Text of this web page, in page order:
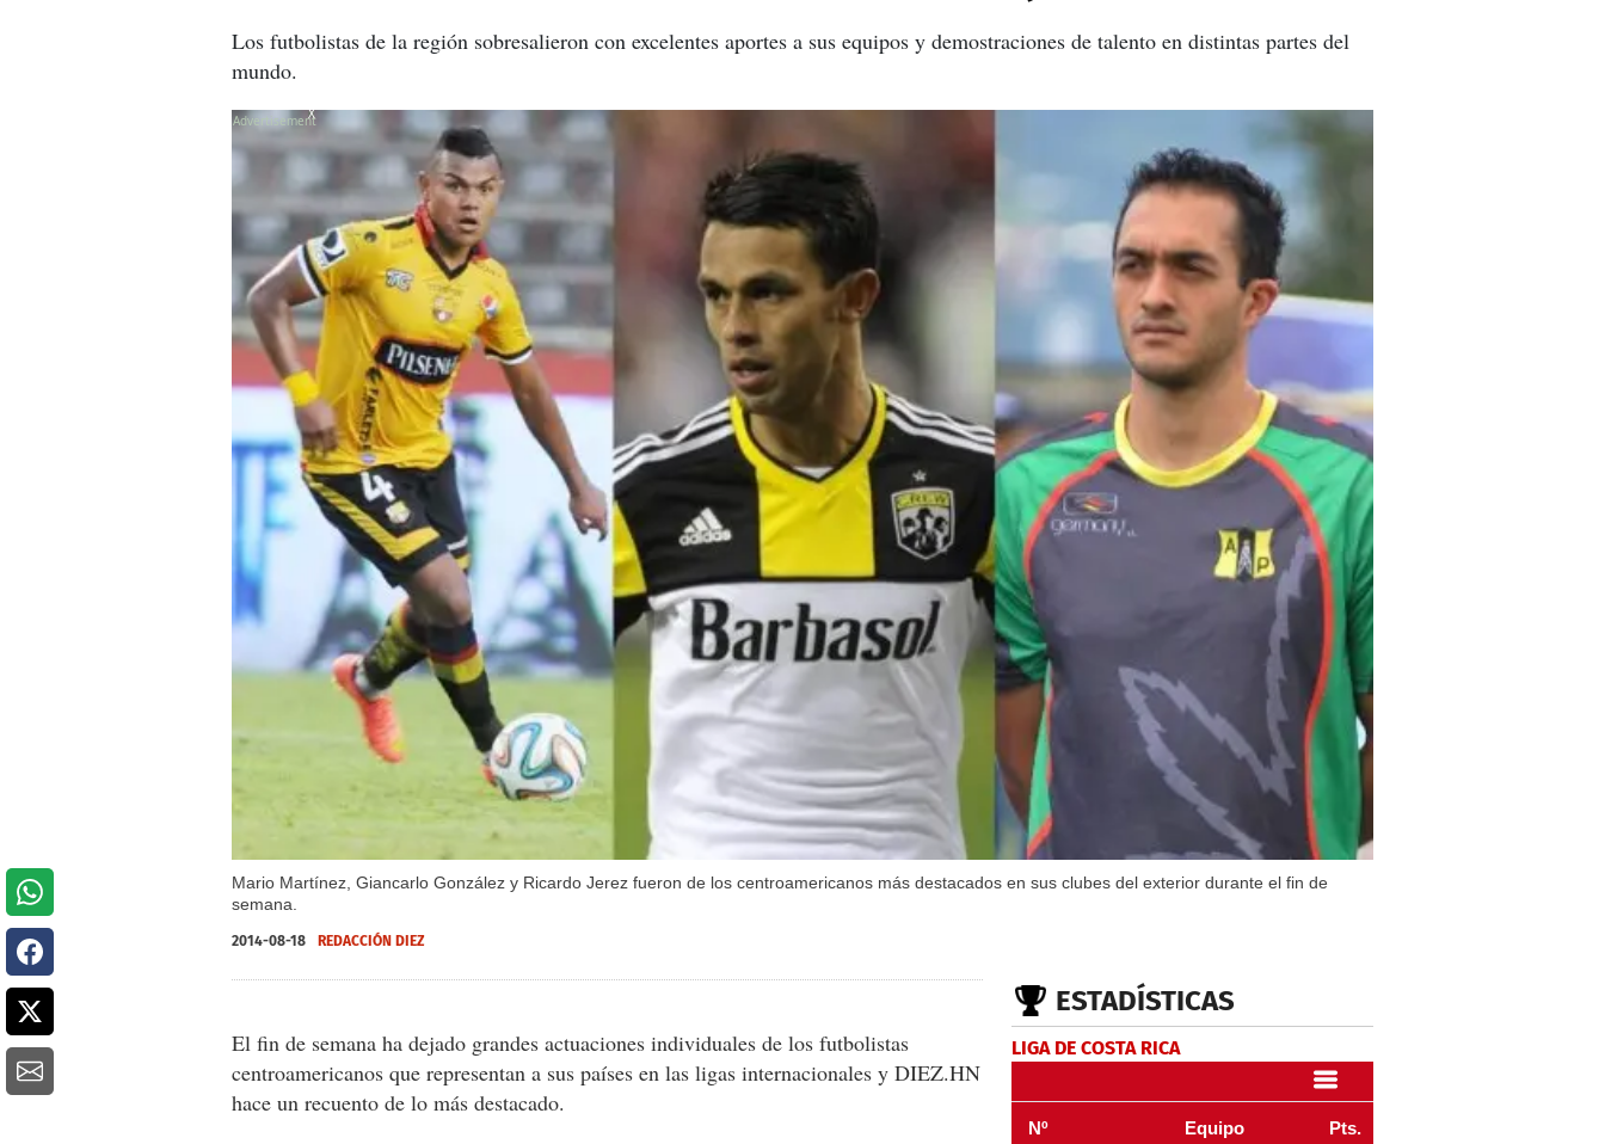
Los futbolistas de la región sobresalieron con excelentes aportes a sus equipos y demostraciones de talento en distintas partes del
mundo.
Mario Martínez, Giancarlo González y Ricardo Jerez fueron de los centroamericanos más destacados en sus clubes del exterior durante el fin de
semana.
X
2014-08-18 REDACCIÓN DIEZ
El fin de semana ha dejado grandes actuaciones individuales de los futbolistas
centroamericanos que representan a sus países en las ligas internacionales y DIEZ.HN
hace un recuento de lo más destacado.
ESTADÍSTICAS
LIGA DE COSTA RICA